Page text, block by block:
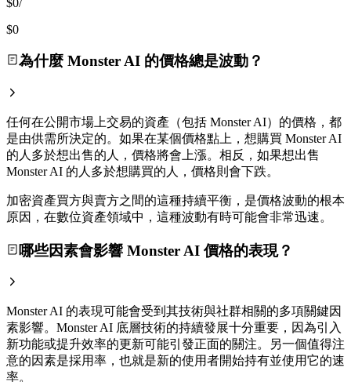
$0
為什麼 Monster AI 的價格總是波動？
任何在公開市場上交易的資產（包括 Monster AI）的價格，都
是由供需所決定的。如果在某個價格點上，想購買 Monster AI
的人多於想出售的人，價格將會上漲。相反，如果想出售
Monster AI 的人多於想購買的人，價格則會下跌。
加密資產買方與賣方之間的這種持續平衡，是價格波動的根本
原因，在數位資產領域中，這種波動有時可能會非常迅速。
哪些因素會影響 Monster AI 價格的表現？
Monster AI 的表現可能會受到其技術與社群相關的多項關鍵因
素影響。Monster AI 底層技術的持續發展十分重要，因為引入
新功能或提升效率的更新可能引發正面的關注。另一個值得注
意的因素是採用率，也就是新的使用者開始持有並使用它的速
率。